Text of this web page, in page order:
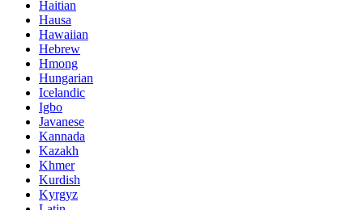
Haitian
Hausa
Hawaiian
Hebrew
Hmong
Hungarian
Icelandic
Igbo
Javanese
Kannada
Kazakh
Khmer
Kurdish
Kyrgyz